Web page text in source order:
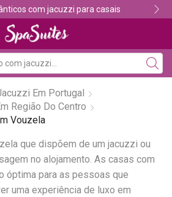
com jacuzzi para casais
Em Portugal
Região Do Centro
Vouzela
que dispõem de um jacuzzi ou
no alojamento. As casas com
óptima para as pessoas que
uma experiência de luxo em